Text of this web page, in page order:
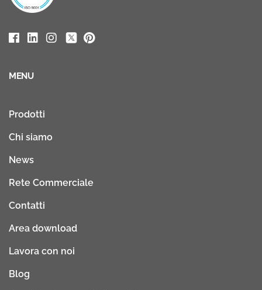
MENU
Prodotti
Chi siamo
News
Rete Commerciale
Contatti
Area download
Lavora con noi
Blog